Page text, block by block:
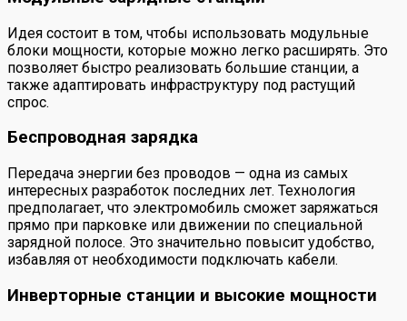
Идея состоит в том, чтобы использовать модульные
блоки мощности, которые можно легко расширять. Это
позволяет быстро реализовать большие станции, а
также адаптировать инфраструктуру под растущий
спрос.
Беспроводная зарядка
Передача энергии без проводов — одна из самых
интересных разработок последних лет. Технология
предполагает, что электромобиль сможет заряжаться
прямо при парковке или движении по специальной
зарядной полосе. Это значительно повысит удобство,
избавляя от необходимости подключать кабели.
Инверторные станции и высокие мощности